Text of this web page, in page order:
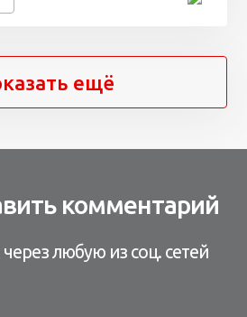
ещё
комментарий
любую из соц. сетей